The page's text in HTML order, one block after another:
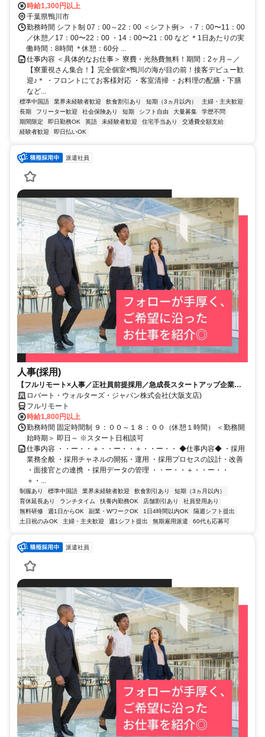
543★寮完備・赴任交通費支給！ 【東京方面より】 特急で東京駅⇒
安房鴨川駅（約2時間） 安房鴨川駅より徒歩で約10分 ※ご自宅から
の通勤も相談OK！住み込みを希望されない場合もお気軽にご相談く
ださい。
時給1,300円以上
千葉県鴨川市
勤務時間 シフト制 07：00～22：00 ＜シフト例＞ ・7：00〜11：00
／休憩／17：00〜22：00 ・14：00〜21：00 など ＊1日あたりの実
働時間：8時間 ＊休憩：60分 ...
仕事内容 ＜具体的なお仕事＞ 寮費・光熱費無料！期間：2ヶ月～／
【寮重視さん集合！】完全個室×鴨川の海が目の前！接客デビュー歓
迎♪＊ ・フロントにてお客様対応 ・客室清掃 ・お料理の配膳・下膳
など...
標準中国語 業界未経験者歓迎 飲食割引あり 短期（3ヵ月以内）
主婦・主夫歓迎
長期
フリーター歓迎 社会保険あり 短期 シフト自由 大量募集
学歴不問
期間限定
即日勤務OK 英語 未経験者歓迎 住宅手当あり
交通費全額支給
経験者歓迎
即日払いOK
派遣社員
人事(採用)
【フルリモート×人事／正社員前提採用／急成長スタートアップ企業／
英語】Robert Walters
ロバート・ウォルターズ・ジャパン株式会社(大阪支店)
フルリモート
時給1,800円以上
勤務時間 固定時間制 ９：００～１８：００（休憩１時間） ＜勤務開
始時期＞ 即日～ ※スタート日相談可
仕事内容 ・・ー・・＋・・ー・・＋・・ー・・ ◆仕事内容◆ ・採用
業務全般 ・採用チャネルの開拓・運用 ・採用プロセスの設計・改善
・面接官との連携 ・採用データの管理 ・・ー・・＋・・ー・・
＋・...
制服あり 標準中国語 業界未経験者歓迎 飲食割引あり
短期（3ヵ月以内）
育休延長あり
ランチタイム 扶養内勤務OK 店舗割引あり
社員登用あり
無料研修
週1日からOK 副業・WワークOK 1日4時間以内OK
隔週シフト提出
土日祝のみOK
主婦・主夫歓迎 週1シフト提出 無期雇用派遣 60代も応募可
派遣社員